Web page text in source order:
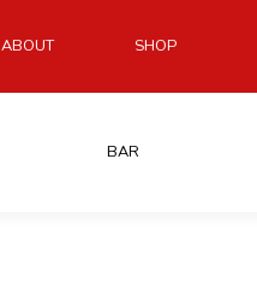
ABOUT SHOP
BAR